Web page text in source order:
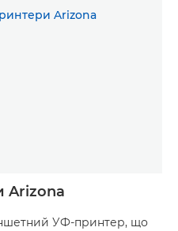
Arizona
УФ-принтер, що